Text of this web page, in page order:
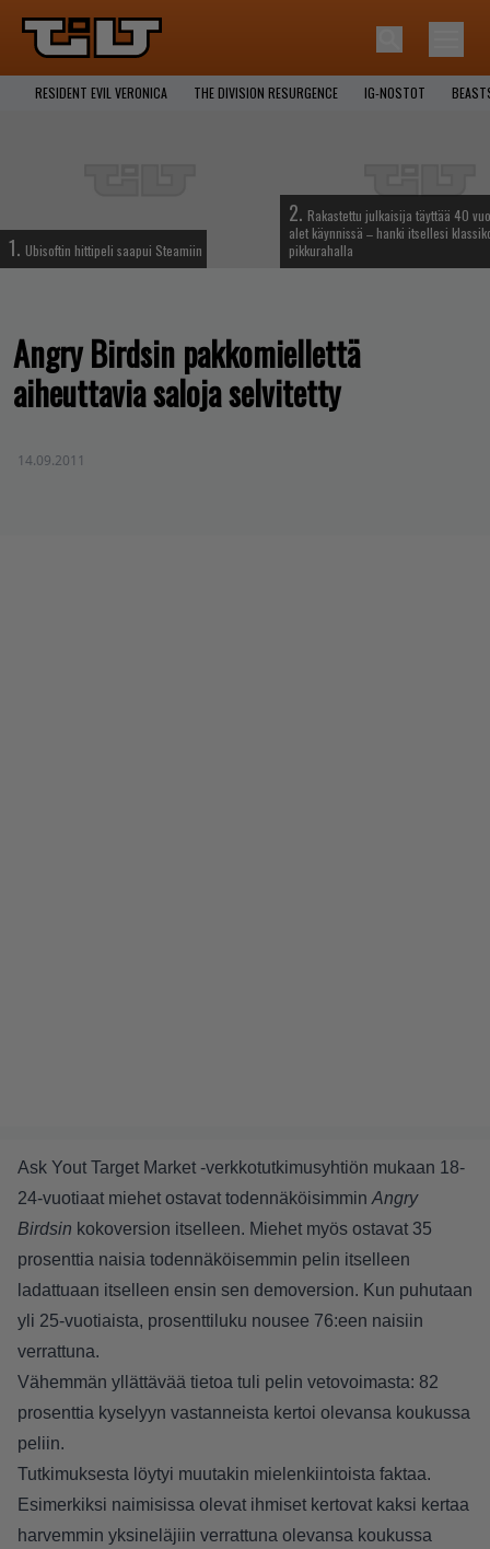
RESIDENT EVIL VERONICA THE DIVISION RESURGENCE IG-NOSTOT
1. Ubisoftin hittipeli saapui Steamiin
2. Rakastettu julkaisija täyttää 40
alet käynnissä – hanki itsellesi
pikkurahalla
Angry Birdsin pakkomiellettä
aiheuttavia saloja selvitetty
14.09.2011
Ask Yout Target Market -verkkotutkimusyhtiön mukaan 18-
24-vuotiaat miehet ostavat todennäköisimmin Angry
Birdsin kokoversion itselleen. Miehet myös ostavat 35
prosenttia naisia todennäköisemmin pelin itselleen
ladattuaan itselleen ensin sen demoversion. Kun puhutaan
yli 25-vuotiaista, prosenttiluku nousee 76:een naisiin
verrattuna.
Vähemmän yllättävää tietoa tuli pelin vetovoimasta: 82
prosenttia kyselyyn vastanneista kertoi olevansa koukussa
peliin.
Tutkimuksesta löytyi muutakin mielenkiintoista faktaa.
Esimerkiksi naimisissa olevat ihmiset kertovat kaksi kertaa
harvemmin yksineläjiin verrattuna olevansa koukussa